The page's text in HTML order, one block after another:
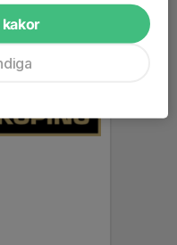
kakor